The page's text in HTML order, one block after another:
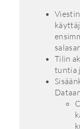
Tilin
tuntia